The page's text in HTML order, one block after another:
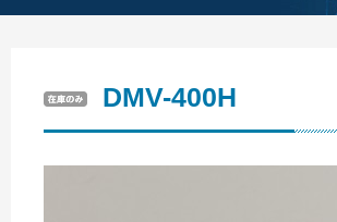
DMV-400H